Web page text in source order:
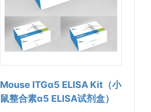
Mouse ITGα5 ELISA Kit（小
鼠整合素α5 ELISA试剂盒）